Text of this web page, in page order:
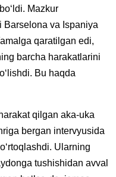
Mazkur
Barselona va Ispaniya
qaratilgan edi,
barcha harakatlarini
Bu haqda
qilgan aka-uka
bergan intervyusida
Ularning
tushishidan avval